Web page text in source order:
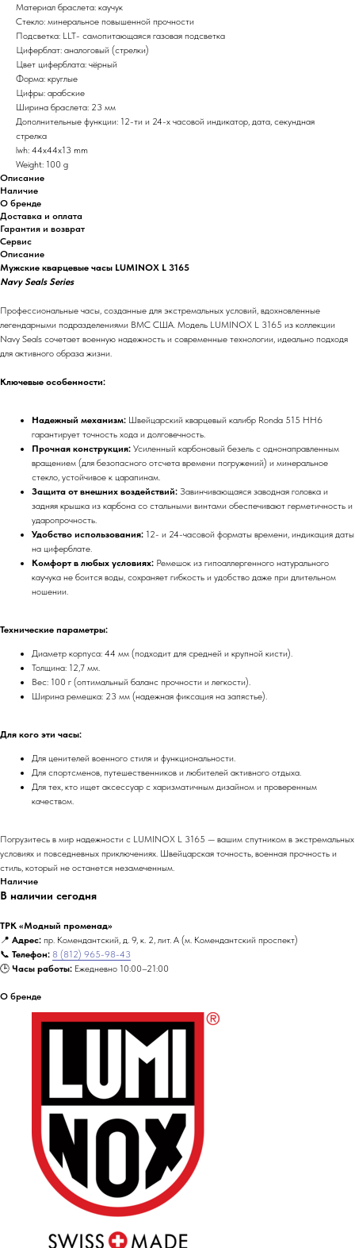
Материал браслета: каучук
Стекло: минеральное повышенной прочности
Подсветка: LLT- самопитающаяся газовая подсветка
Циферблат: аналоговый (стрелки)
Цвет циферблата: чёрный
Форма: круглые
Цифры: арабские
Ширина браслета: 23 мм
Дополнительные функции: 12-ти и 24-х часовой индикатор, дата, секундная
стрелка
lwh: 44x44x13 mm
Weight: 100 g
Описание
Наличие
О бренде
Доставка и оплата
Гарантия и возврат
Сервис
Описание
Мужские кварцевые часы LUMINOX L 3165
Navy Seals Series
Профессиональные часы, созданные для экстремальных условий, вдохновленные
легендарными подразделениями ВМС США. Модель LUMINOX L 3165 из коллекции
Navy Seals сочетает военную надежность и современные технологии, идеально подходя
для активного образа жизни.
Ключевые особенности:
Надежный механизм: Швейцарский кварцевый калибр Ronda 515 HH6
гарантирует точность хода и долговечность.
Прочная конструкция: Усиленный карбоновый безель с однонаправленным
вращением (для безопасного отсчета времени погружений) и минеральное
стекло, устойчивое к царапинам.
Защита от внешних воздействий: Завинчивающаяся заводная головка и
задняя крышка из карбона со стальными винтами обеспечивают герметичность и
ударопрочность.
Удобство использования: 12- и 24-часовой форматы времени, индикация даты
на циферблате.
Комфорт в любых условиях: Ремешок из гипоаллергенного натурального
каучука не боится воды, сохраняет гибкость и удобство даже при длительном
ношении.
Технические параметры:
Диаметр корпуса: 44 мм (подходит для средней и крупной кисти).
Толщина: 12,7 мм.
Вес: 100 г (оптимальный баланс прочности и легкости).
Ширина ремешка: 23 мм (надежная фиксация на запястье).
Для кого эти часы:
Для ценителей военного стиля и функциональности.
Для спортсменов, путешественников и любителей активного отдыха.
Для тех, кто ищет аксессуар с харизматичным дизайном и проверенным
качеством.
Погрузитесь в мир надежности с LUMINOX L 3165 — вашим спутником в экстремальных
условиях и повседневных приключениях. Швейцарская точность, военная прочность и
стиль, который не останется незамеченным.
Наличие
В наличии сегодня
ТРК «Модный променад»
📍 Адрес: пр. Комендантский, д. 9, к. 2, лит. А (м. Комендантский проспект)
📞 Телефон: 8 (812) 965-98-43
🕒 Часы работы: Ежедневно 10:00–21:00
О бренде